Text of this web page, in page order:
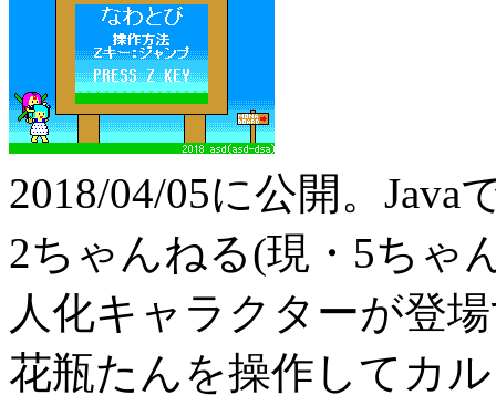
2018/04/05に公開。Java
2ちゃんねる(現・5ちゃ
人化キャラクターが登
花瓶たんを操作してカ